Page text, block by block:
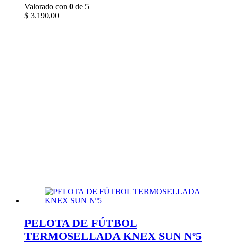
Valorado con 0 de 5
$ 3.190,00
PELOTA DE FÚTBOL
TERMOSELLADA KNEX SUN Nº5